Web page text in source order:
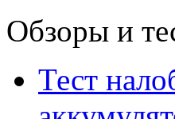
Обзоры и
Тест